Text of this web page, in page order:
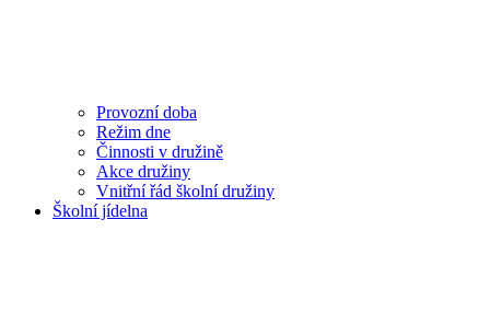
Provozní doba
Režim dne
Činnosti v družině
Akce družiny
Vnitřní řád školní družiny
Školní jídelna